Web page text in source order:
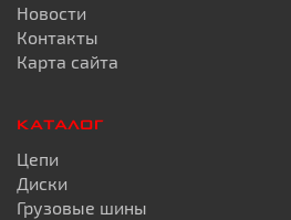
Новости
Контакты
Карта сайта
КАТАЛОГ
Цепи
Диски
Грузовые шины